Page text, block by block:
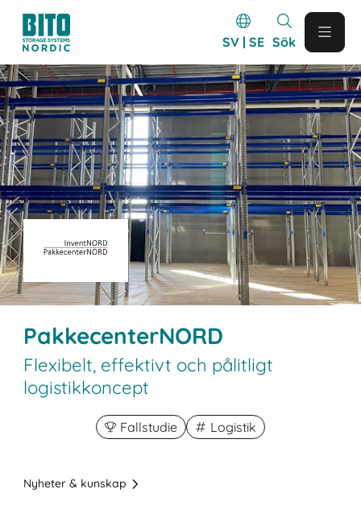
SV | SE Sök
PakkecenterNORD
Flexibelt, effektivt och pålitligt
logistikkoncept
Fallstudie Logistik
Nyheter & kunskap